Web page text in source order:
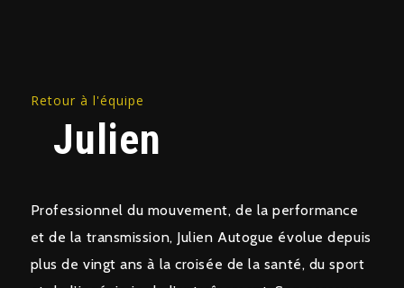
Retour à l'équipe
Julien
Professionnel du mouvement, de la performance
et de la transmission, Julien Autogue évolue depuis
plus de vingt ans à la croisée de la santé, du sport